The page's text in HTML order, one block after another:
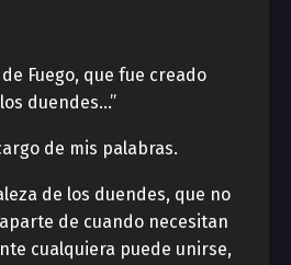
de Fuego, que fue creado
duendes…”
de mis palabras.
de los duendes, que no
de cuando necesitan
cualquiera puede unirse,